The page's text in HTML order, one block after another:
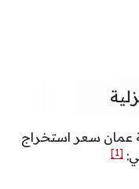
عمان سعر استخراج
[1]